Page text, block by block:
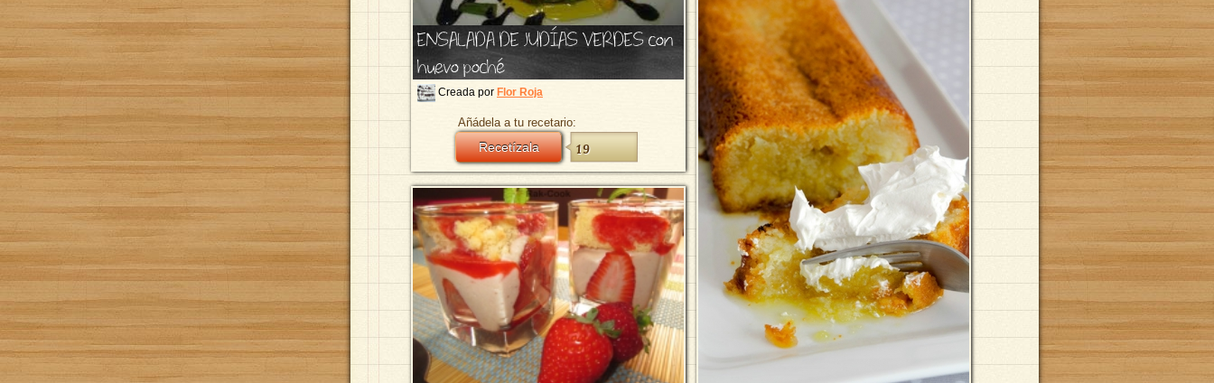
ENSALADA DE JUDÍAS VERDES con
huevo poché
Creada por Flor Roja
Añádela a tu recetario:
Recetízala 19